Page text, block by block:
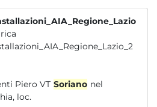
Piero VT Soriano nel
loc.